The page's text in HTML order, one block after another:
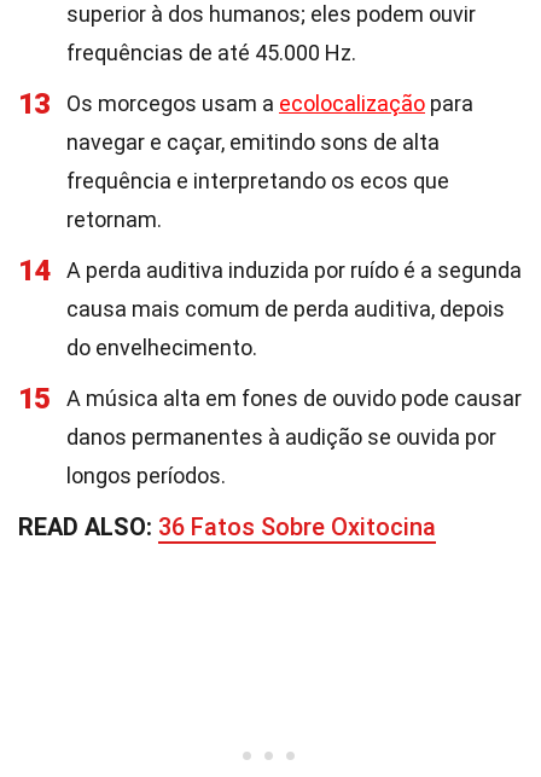
superior à dos humanos; eles podem ouvir
frequências de até 45.000 Hz.
13 Os morcegos usam a ecolocalização para
navegar e caçar, emitindo sons de alta
frequência e interpretando os ecos que
retornam.
14
A perda auditiva induzida por ruído é a segunda
causa mais comum de perda auditiva, depois
do envelhecimento.
15
A música alta em fones de ouvido pode causar
danos permanentes à audição se ouvida por
longos períodos.
READ ALSO: 36 Fatos Sobre Oxitocina